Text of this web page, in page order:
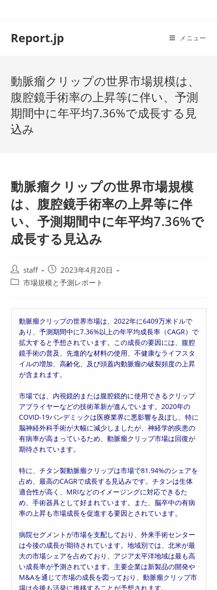
Report.jp メニュー
動脈瘤クリップの世界市場規模は、
腹腔鏡手術率の上昇等に伴い、予測
期間中に年平均7.36%で成長する見
込み
動脈瘤クリップの世界市場規模
は、腹腔鏡手術率の上昇等に伴
い、予測期間中に年平均7.36%で
成長する見込み
投
稿
staff
投
稿
日:
2023年4月20日
投
ー:
市場規模と予測レポート
動脈瘤クリップの世界市場は、2022年に6409万米ドルで
あり、予測期間中に7.36%以上の年平均成長率（CAGR）で
拡大すると予想されています。この成長の要因には、腹腔
鏡手術の普及、先進的な材料の使用、不健康なライフスタ
イルの増加、高齢化、及び頭蓋内動脈瘤の破裂頻度の上昇
が含まれます。
市場では、内視鏡的または腹腔鏡的に使用できるクリップ
アプライヤーなどの技術革新が進んでいます。2020年の
COVID-19パンデミックは医療業界に悪影響を及ぼし、特に
脳神経外科手術が大幅に減少しましたが、神経学的疾患の
有病率が高まっているため、動脈瘤クリップ市場は回復が
期待されています。
特に、チタン製動脈瘤クリップは市場で81.94%のシェアを
占め、最高のCAGRで成長する見込みです。チタンは生体
適合性が高く、MRIなどのイメージングに対応できるた
め、手術器具として好まれています。また、脳卒中の有病
率の上昇も市場成長を促進する要因とされています。
病院セグメントが市場を支配しており、外来手術センター
は今後の成長が期待されています。地域別では、北米が最
大の市場シェアを占めており、アジア太平洋地域は最も高
い成長率が予測されています。主要企業は新製品の開発や
M&Aを通じて市場の成長を図っており、動脈瘤クリップ市
場は今後も活発に推移することが予想されます。